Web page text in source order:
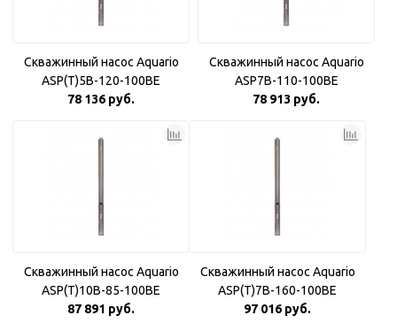
Скважинный насос Aquario
ASP(T)5B-120-100BE
78 136 руб.
Скважинный насос Aquario
ASP7B-110-100BE
78 913 руб.
Скважинный насос Aquario
ASP(T)10B-85-100BE
87 891 руб.
Скважинный насос Aquario
ASP(T)7B-160-100BE
97 016 руб.